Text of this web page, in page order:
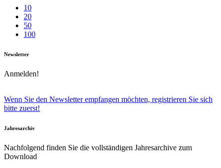
10
20
50
100
Newsletter
Anmelden!
Wenn Sie den Newsletter empfangen möchten, registrieren Sie sich
bitte zuerst!
Jahresarchiv
Nachfolgend finden Sie die vollständigen Jahresarchive zum
Download